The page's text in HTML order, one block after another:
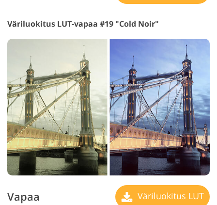
Väriluokitus LUT-vapaa #19 "Cold Noir"
Vapaa Väriluokitus LUT